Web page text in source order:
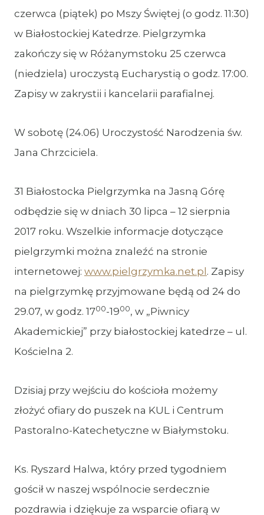
czerwca (piątek) po Mszy Świętej (o godz. 11:30)
w Białostockiej Katedrze. Pielgrzymka
zakończy się w Różanymstoku 25 czerwca
(niedziela) uroczystą Eucharystią o godz. 17:00.
Zapisy w zakrystii i kancelarii parafialnej.
W sobotę (24.06) Uroczystość Narodzenia św.
Jana Chrzciciela.
31 Białostocka Pielgrzymka na Jasną Górę
odbędzie się w dniach 30 lipca – 12 sierpnia
2017 roku. Wszelkie informacje dotyczące
pielgrzymki można znaleźć na stronie
internetowej: www.pielgrzymka.net.pl . Zapisy
na pielgrzymkę przyjmowane będą od 24 do
29.07, w godz. 1700-1900, w „Piwnicy
Akademickiej” przy białostockiej katedrze – ul.
Kościelna 2.
Dzisiaj przy wejściu do kościoła możemy
złożyć ofiary do puszek na KUL i Centrum
Pastoralno-Katechetyczne w Białymstoku.
Ks. Ryszard Halwa, który przed tygodniem
gościł w naszej wspólnocie serdecznie
pozdrawia i dziękuje za wsparcie ofiarą w